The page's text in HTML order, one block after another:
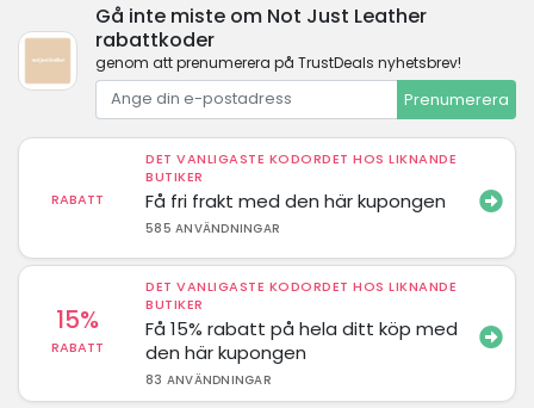
Gå inte miste om Not Just Leather
rabattkoder
genom att prenumerera på TrustDeals nyhetsbrev!
Prenumerera
RABATT
DET VANLIGASTE KODORDET HOS LIKNANDE
BUTIKER
Få fri frakt med den här kupongen
585 ANVÄNDNINGAR
15%
RABATT
DET VANLIGASTE KODORDET HOS LIKNANDE
BUTIKER
Få 15% rabatt på hela ditt köp med
den här kupongen
83 ANVÄNDNINGAR